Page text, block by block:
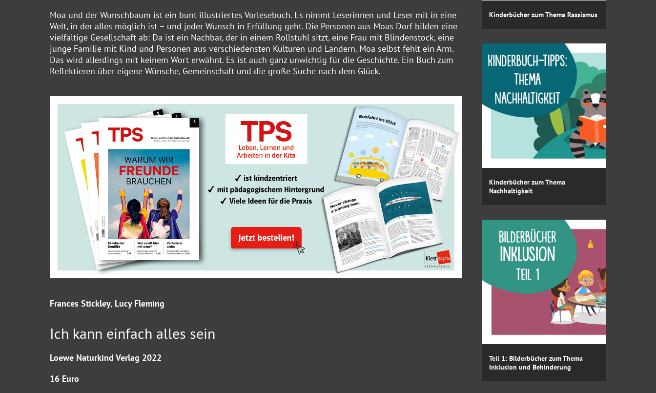
Moa und der Wunschbaum ist ein bunt illustriertes Vorlesebuch. Es nimmt Leserinnen und Leser mit in eine
Welt, in der alles möglich ist – und jeder Wunsch in Erfüllung geht. Die Personen aus Moas Dorf bilden eine
vielfältige Gesellschaft ab: Da ist ein Nachbar, der in einem Rollstuhl sitzt, eine Frau mit Blindenstock, eine
junge Familie mit Kind und Personen aus verschiedensten Kulturen und Ländern. Moa selbst fehlt ein Arm.
Das wird allerdings mit keinem Wort erwähnt. Es ist auch ganz unwichtig für die Geschichte. Ein Buch zum
Reflektieren über eigene Wünsche, Gemeinschaft und die große Suche nach dem Glück.
Frances Stickley, Lucy Fleming
Ich kann einfach alles sein
Loewe Naturkind Verlag 2022
16 Euro
Kinderbücher zum Thema Rassismus
Kinderbücher zum Thema
Nachhaltigkeit
Teil 1: Bilderbücher zum Thema
Inklusion und Behinderung